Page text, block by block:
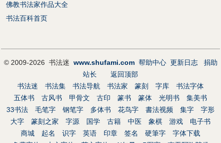
佛教书法家作品大全
书法百科首页
© 2009-2026 书法迷 www.shufami.com 帮助中心 更新日志
捐助
站长
返回顶部
书法迷
书法集 书法导航 书法家 篆刻 字库
书法字体
五体书
古风书 甲骨文 古印 篆书 篆体 光明书
集美书
33书法
毛笔字 钢笔字 多体书 花鸟字 書法视频 集字
字形
大字
篆刻之家 字源 国学 古籍 中医 象棋 游戏
电子书
商城
起名 识字 英语 印章 签名 硬筆字
字体下载